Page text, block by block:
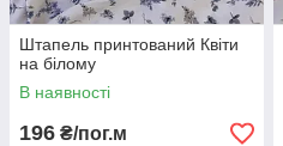
Штапель принтований Квіти
на білому
В наявності
196 ₴/пог.м